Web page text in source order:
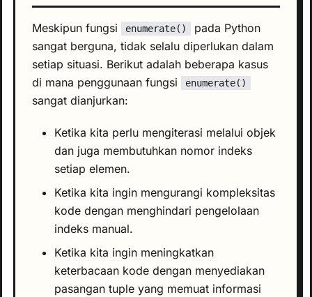
Meskipun fungsi enumerate()
pada Python
sangat berguna, tidak selalu diperlukan dalam
setiap situasi. Berikut adalah beberapa kasus
di mana penggunaan fungsi
enumerate()
sangat dianjurkan:
Ketika kita perlu mengiterasi melalui objek
dan juga membutuhkan nomor indeks
setiap elemen.
Ketika kita ingin mengurangi kompleksitas
kode dengan menghindari pengelolaan
indeks manual.
Ketika kita ingin meningkatkan
keterbacaan kode dengan menyediakan
pasangan tuple yang memuat informasi